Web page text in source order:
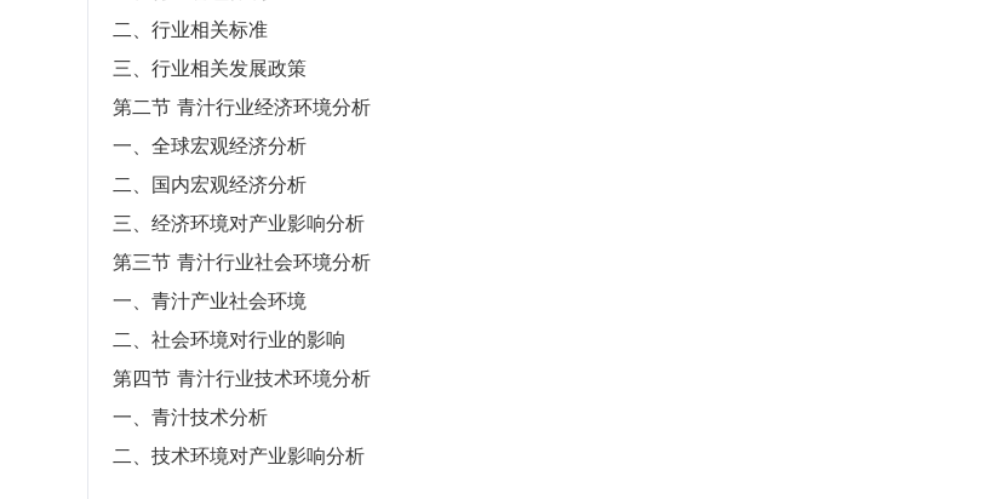
二、行业相关标准
三、行业相关发展政策
第二节 青汁行业经济环境分析
一、全球宏观经济分析
二、国内宏观经济分析
三、经济环境对产业影响分析
第三节 青汁行业社会环境分析
一、青汁产业社会环境
二、社会环境对行业的影响
第四节 青汁行业技术环境分析
一、青汁技术分析
二、技术环境对产业影响分析